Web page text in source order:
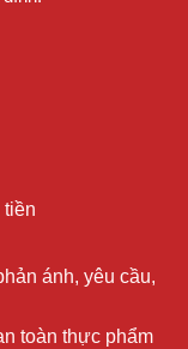
tiền
ánh, yêu cầu,
toàn thực phẩm